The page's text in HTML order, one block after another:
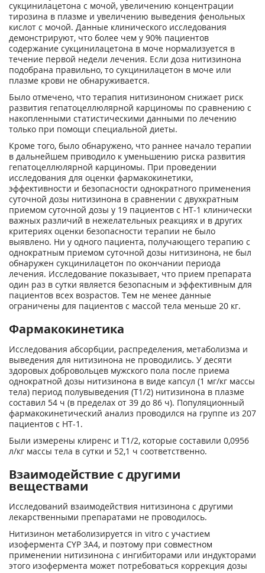
сукцинилацетона с мочой, увеличению концентрации
тирозина в плазме и увеличению выведения фенольных
кислот с мочой. Данные клинического исследования
демонстрируют, что более чем у 90% пациентов
содержание сукцинилацетона в моче нормализуется в
течение первой недели лечения. Если доза нитизинона
подобрана правильно, то сукцинилацетон в моче или
плазме крови не обнаруживается.
Было отмечено, что терапия нитизиноном снижает риск
развития гепатоцеллюлярной карциномы по сравнению с
накопленными статистическими данными по лечению
только при помощи специальной диеты.
Кроме того, было обнаружено, что раннее начало терапии
в дальнейшем приводило к уменьшению риска развития
гепатоцеллюлярной карциномы. При проведении
исследования для оценки фармакокинетики,
эффективности и безопасности однократного применения
суточной дозы нитизинона в сравнении с двухкратным
приемом суточной дозы у 19 пациентов с НТ-1 клинически
важных различий в нежелательных реакциях и в других
критериях оценки безопасности терапии не было
выявлено. Ни у одного пациента, получающего терапию с
однократным приемом суточной дозы нитизинона, не был
обнаружен сукцинилацетон по окончании периода
лечения. Исследование показывает, что прием препарата
один раз в сутки является безопасным и эффективным для
пациентов всех возрастов. Тем не менее данные
ограничены для пациентов с массой тела меньше 20 кг.
Фармакокинетика
Исследования абсорбции, распределения, метаболизма и
выведения для нитизинона не проводились. У десяти
здоровых добровольцев мужского пола после приема
однократной дозы нитизинона в виде капсул (1 мг/кг массы
тела) период полувыведения (Т1/2) нитизинона в плазме
составил 54 ч (в пределах от 39 до 86 ч). Популяционный
фармакокинетический анализ проводился на группе из 207
пациентов с НТ-1.
Были измерены клиренс и Т1/2, которые составили 0,0956
л/кг массы тела в сутки и 52,1 ч соответственно.
Взаимодействие с другими
веществами
Исследований взаимодействия нитизинона с другими
лекарственными препаратами не проводилось.
Нитизинон метаболизируется in vitro с участием
изофермента CYP 3А4, и поэтому при совместном
применении нитизинона с ингибиторами или индукторами
этого изофермента может потребоваться коррекция дозы